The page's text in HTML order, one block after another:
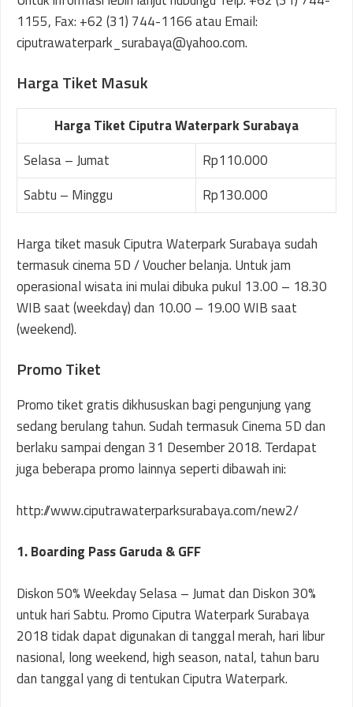
1155, Fax: +62 (31) 744-1166 atau Email:
ciputrawaterpark_surabaya@yahoo.com.
Harga Tiket Masuk
Harga Tiket Ciputra Waterpark Surabaya
Selasa – Jumat
Rp110.000
Sabtu – Minggu
Rp130.000
Harga tiket masuk Ciputra Waterpark Surabaya sudah
termasuk cinema 5D / Voucher belanja. Untuk jam
operasional wisata ini mulai dibuka pukul 13.00 – 18.30
WIB saat (weekday) dan 10.00 – 19.00 WIB saat
(weekend).
Promo Tiket
Promo tiket gratis dikhususkan bagi pengunjung yang
sedang berulang tahun. Sudah termasuk Cinema 5D dan
berlaku sampai dengan 31 Desember 2018. Terdapat
juga beberapa promo lainnya seperti dibawah ini:
http://www.ciputrawaterparksurabaya.com/new2/
1. Boarding Pass Garuda & GFF
Diskon 50% Weekday Selasa – Jumat dan Diskon 30%
untuk hari Sabtu. Promo Ciputra Waterpark Surabaya
2018 tidak dapat digunakan di tanggal merah, hari libur
nasional, long weekend, high season, natal, tahun baru
dan tanggal yang di tentukan Ciputra Waterpark.